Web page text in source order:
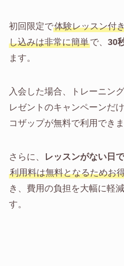
初回限定で体験レッスン付
し込みは非常に簡単で、 30
ます。
入会した場合、トレーニン
レゼントのキャンペーンだ
コザップが無料で利用できま
さらに、 レッスンがない日
利用料は無料となるためお
き、費用の負担を大幅に軽
す。